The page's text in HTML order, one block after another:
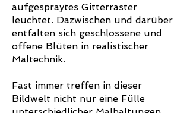
aufgespraytes Gitterraster
leuchtet. Dazwischen und darüber
entfalten sich geschlossene und
offene Blüten in realistischer
Maltechnik.
Fast immer treffen in dieser
Bildwelt nicht nur eine Fülle